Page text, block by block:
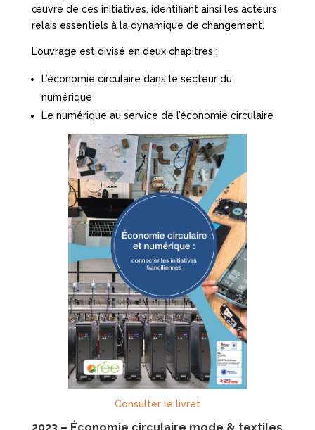
œuvre de ces initiatives, identifiant ainsi les acteurs
relais essentiels à la dynamique de changement.
L’ouvrage est divisé en deux chapitres :
L’économie circulaire dans le secteur du
numérique
Le numérique au service de l’économie circulaire
Consulter le livret